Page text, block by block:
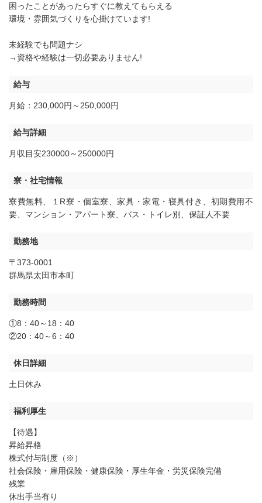
困ったことがあったらすぐに教えてもらえる
環境・雰囲気づくりを心掛けています!
未経験でも問題ナシ
→資格や経験は一切必要ありません!
給与
月給：230,000円～250,000円
給与詳細
月収目安230000～250000円
寮・社宅情報
寮費無料 １R寮・個室寮 、家具・家電・寝具付き
初期費用不
要
マンション・アパート寮 バス・トイレ別 保証人不要
勤務地
〒373-0001
群馬県太田市本町
勤務時間
①8：40～18：40
②20：40～6：40
休日詳細
土日休み
福利厚生
【待遇】
昇給昇格
株式付与制度（※）
社会保険・雇用保険・健康保険・厚生年金・労災保険完備
残業
休出手当有り